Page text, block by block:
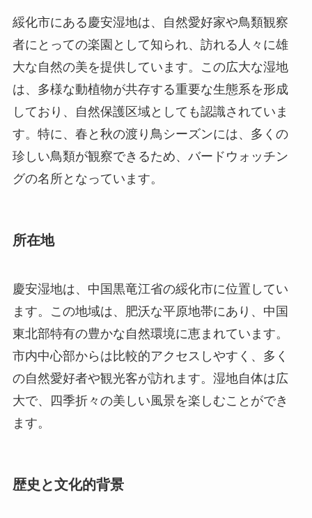
す。特に、春と秋の渡り鳥シーズンには、多くの
珍しい鳥類が観察できるため、バードウォッチン
グの名所となっています。
所在地
慶安湿地は、中国黒竜江省の綏化市に位置してい
市内中心部からは比較的アクセスしやすく、多く
大で、四季折々の美しい風景を楽しむことができ
ます。
歴史と文化的背景
慶安湿地は、過去数千年にわたる自然の流れと地
元の人々にとっても貴重な自然資源として大切に